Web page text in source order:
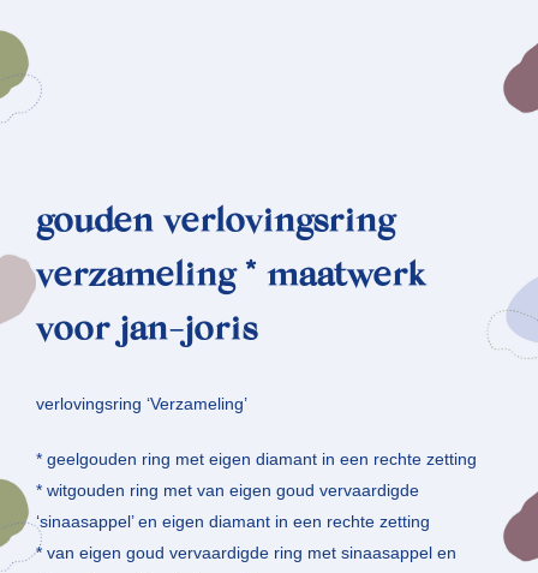
gouden verlovingsring
verzameling * maatwerk
voor jan-joris
verlovingsring ‘Verzameling’
* geelgouden ring met eigen diamant in een rechte zetting
* witgouden ring met van eigen goud vervaardigde
‘sinaasappel’ en eigen diamant in een rechte zetting
* van eigen goud vervaardigde ring met sinaasappel en